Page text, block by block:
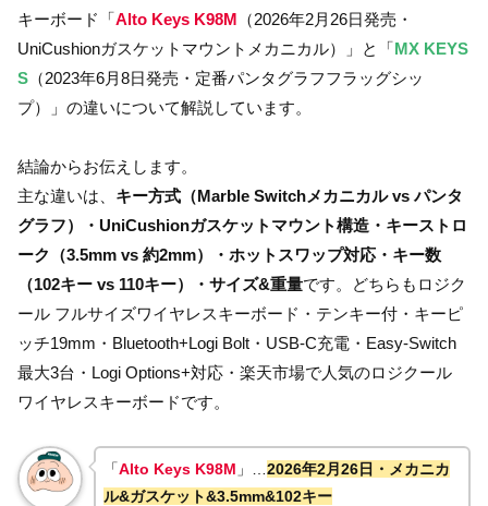
キーボード「Alto Keys K98M （2026年2月26日発売・
UniCushionガスケットマウントメカニカル）」と「MX KEYS
S （2023年6月8日発売・定番パンタグラフフラッグシッ
プ）」の違いについて解説しています。
結論からお伝えします。
主な違いは、 キー方式（Marble Switchメカニカル vs パンタ
グラフ）・UniCushionガスケットマウント構造・キーストロ
ーク（3.5mm vs 約2mm）・ホットスワップ対応・キー数
（102キー vs 110キー）・サイズ&重量です。どちらもロジク
ール フルサイズワイヤレスキーボード・テンキー付・キーピ
ッチ19mm・Bluetooth+Logi Bolt・USB-C充電・Easy-Switch
最大3台・Logi Options+対応・楽天市場で人気のロジクール
ワイヤレスキーボードです。
「Alto Keys K98M 」… 2026年2月26日・メカニカ
ル&ガスケット&3.5mm&102キー